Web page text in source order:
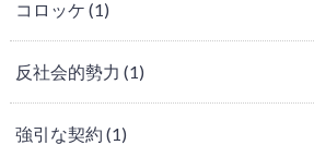
コロッケ (1)
反社会的勢力 (1)
強引な契約 (1)